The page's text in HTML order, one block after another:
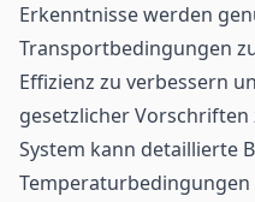
Erkenntnisse werden
Transportbedingungen
Effizienz zu verbessern
gesetzlicher Vorschriften
System kann detaillierte
Temperaturbedingungen